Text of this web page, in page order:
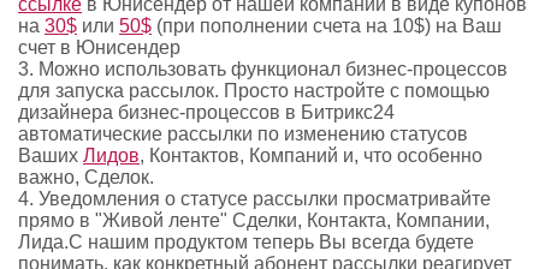
на 30$ или 50$ (при пополнении счета на 10$) на Ваш
счет в Юнисендер
3. Можно использовать функционал бизнес-процессов
для запуска рассылок. Просто настройте с помощью
дизайнера бизнес-процессов в Битрикс24
автоматические рассылки по изменению статусов
Ваших Лидов, Контактов, Компаний и, что особенно
важно, Сделок.
4. Уведомления о статусе рассылки просматривайте
прямо в "Живой ленте" Сделки, Контакта, Компании,
Лида.С нашим продуктом теперь Вы всегда будете
понимать, как конкретный абонент рассылки реагирует